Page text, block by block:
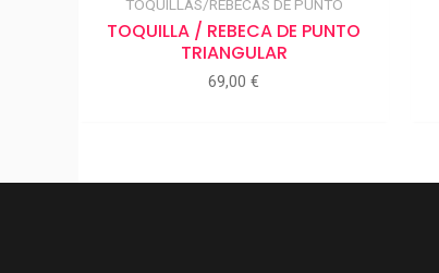
TOQUILLAS/REBECAS DE PUNTO
TOQUILLA / REBECA DE PUNTO
TRIANGULAR
69,00 €